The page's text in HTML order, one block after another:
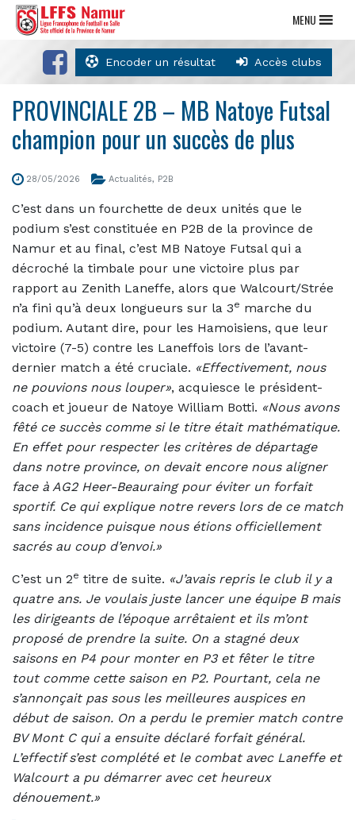
Encoder un résultat Accès clubs
MENU
PROVINCIALE 2B – MB Natoye Futsal
champion pour un succès de plus
28/05/2026 Actualités, P2B
C’est dans un fourchette de deux unités que le
podium s’est constituée en P2B de la province de
Namur et au final, c’est MB Natoye Futsal qui a
décroché la timbale pour une victoire plus par
rapport au Zenith Laneffe, alors que Walcourt/Strée
n’a fini qu’à deux longueurs sur la 3e marche du
podium. Autant dire, pour les Hamoisiens, que leur
victoire (7-5) contre les Laneffois lors de l’avant-
dernier match a été cruciale. «Effectivement, nous
ne pouvions nous louper», acquiesce le président-
coach et joueur de Natoye William Botti. «Nous avons
fêté ce succès comme si le titre était mathématique.
En effet pour respecter les critères de départage
dans notre province, on devait encore nous aligner
face à AG2 Heer-Beauraing pour éviter un forfait
sportif. Ce qui explique notre revers lors de ce match
sans incidence puisque nous étions officiellement
sacrés au coup d’envoi.»
C’est un 2e titre de suite. «J’avais repris le club il y a
quatre ans. Je voulais juste lancer une équipe B mais
les dirigeants de l’époque arrêtaient et ils m’ont
proposé de prendre la suite. On a stagné deux
saisons en P4 pour monter en P3 et fêter le titre
tout comme cette saison en P2. Pourtant, cela ne
s’annonçait pas sous les meilleures auspices en
début de saison. On a perdu le premier match contre
BV Mont C qui a ensuite déclaré forfait général.
L’effectif s’est complété et le combat avec Laneffe et
Walcourt a pu démarrer avec cet heureux
dénouement.»